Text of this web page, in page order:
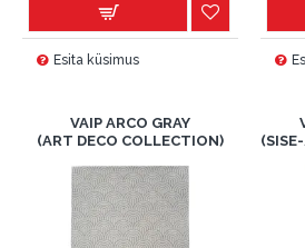
Esita küsimus
VAIP ARCO GRAY
(ART DECO COLLECTION)